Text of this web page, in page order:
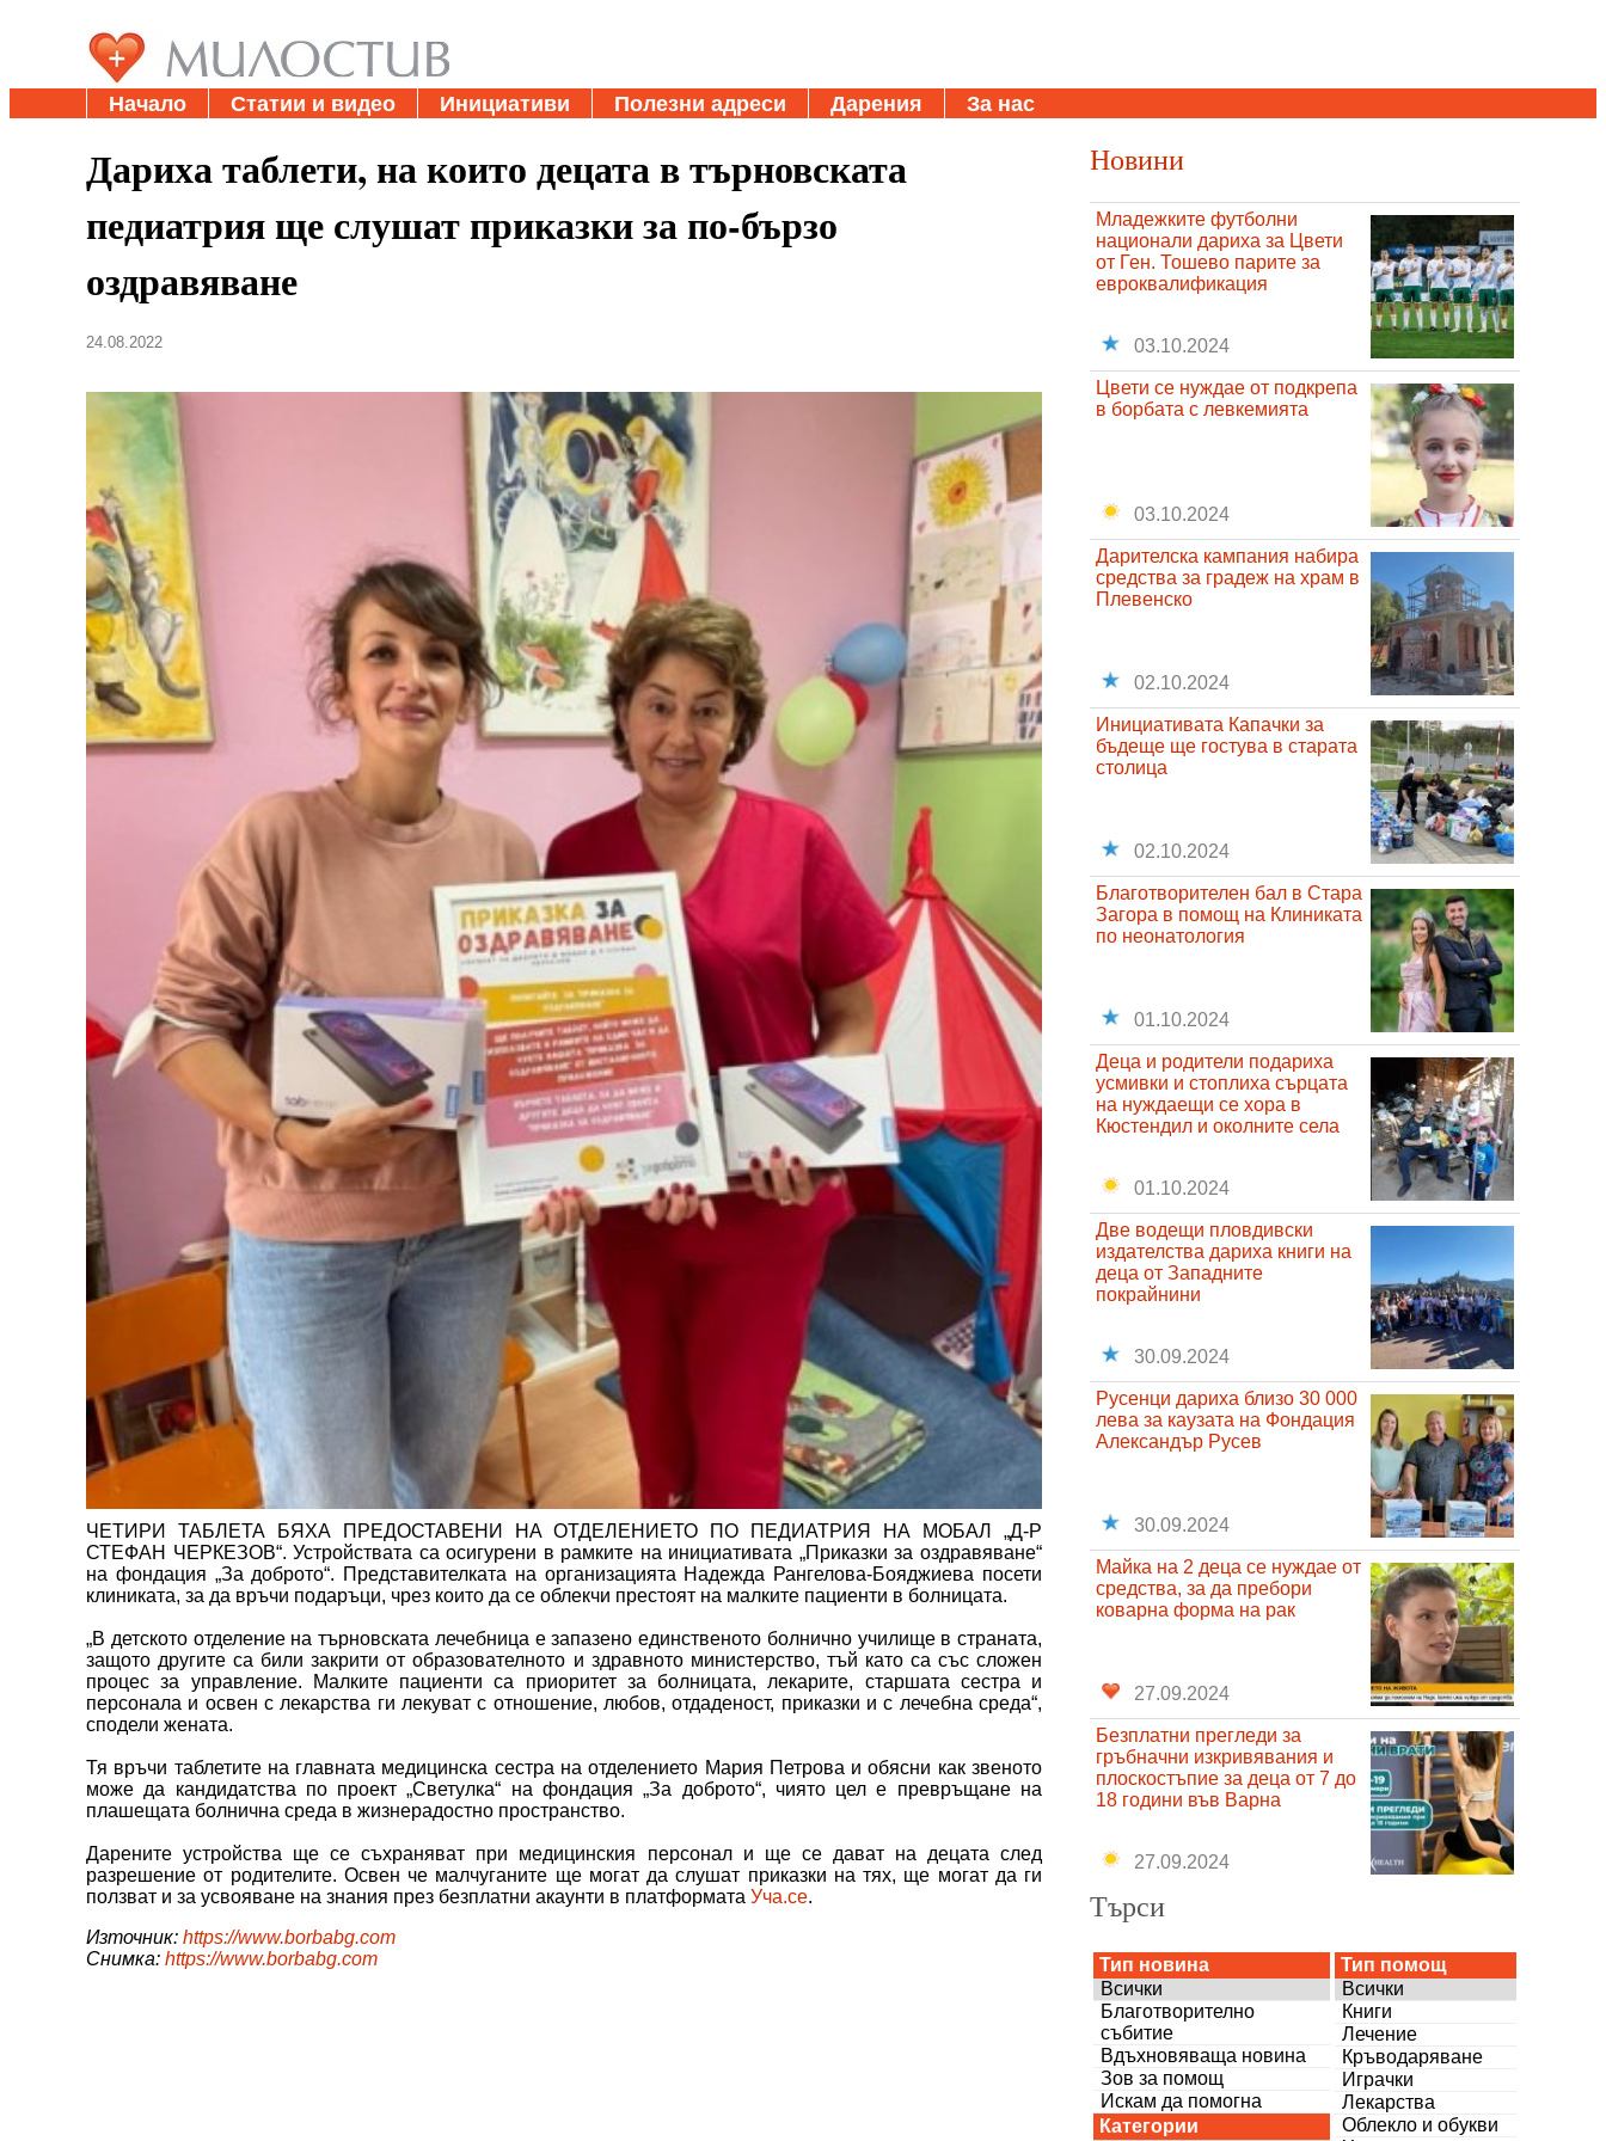
Начало Статии и видео Инициативи Полезни адреси Дарения За нас
Дариха таблети, на които децата в търновската
педиатрия ще слушат приказки за по-бързо
оздравяване
24.08.2022
ЧЕТИРИ ТАБЛЕТА БЯХА ПРЕДОСТАВЕНИ НА ОТДЕЛЕНИЕТО ПО ПЕДИАТРИЯ НА МОБАЛ „Д-Р
СТЕФАН ЧЕРКЕЗОВ“. Устройствата са осигурени в рамките на инициативата „Приказки за оздравяване“
на фондация „За доброто“. Представителката на организацията Надежда Рангелова-Бояджиева посети
клиниката, за да връчи подаръци, чрез които да се облекчи престоят на малките пациенти в болницата.
„В детското отделение на търновската лечебница е запазено единственото болнично училище в страната,
защото другите са били закрити от образователното и здравното министерство, тъй като са със сложен
процес за управление. Малките пациенти са приоритет за болницата, лекарите, старшата сестра и
персонала и освен с лекарства ги лекуват с отношение, любов, отдаденост, приказки и с лечебна среда“,
сподели жената.
Тя връчи таблетите на главната медицинска сестра на отделението Мария Петрова и обясни как звеното
може да кандидатства по проект „Светулка“ на фондация „За доброто“, чиято цел е превръщане на
плашещата болнична среда в жизнерадостно пространство.
Дарените устройства ще се съхраняват при медицинския персонал и ще се дават на децата след
разрешение от родителите. Освен че малчуганите ще могат да слушат приказки на тях, ще могат да ги
ползват и за усвояване на знания през безплатни акаунти в платформата Уча.се.
Източник: https://www.borbabg.com
Снимка: https://www.borbabg.com
Новини
Младежките футболни
национали дариха за Цвети
от Ген. Тошево парите за
евроквалификация
03.10.2024
Цвети се нуждае от подкрепа
в борбата с левкемията
03.10.2024
Дарителска кампания набира
средства за градеж на храм в
Плевенско
02.10.2024
Инициативата Капачки за
бъдеще ще гостува в старата
столица
02.10.2024
Благотворителен бал в Стара
Загора в помощ на Клиниката
по неонатология
01.10.2024
Деца и родители подариха
усмивки и стоплиха сърцата
на нуждаещи се хора в
Кюстендил и околните села
01.10.2024
Две водещи пловдивски
издателства дариха книги на
деца от Западните
покрайнини
30.09.2024
Русенци дариха близо 30 000
лева за каузата на Фондация
Александър Русев
30.09.2024
Майка на 2 деца се нуждае от
средства, за да пребори
коварна форма на рак
27.09.2024
Безплатни прегледи за
гръбначни изкривявания и
плоскостъпие за деца от 7 до
18 години във Варна
27.09.2024
Търси
Тип новина
Всички
Благотворително
събитие
Вдъхновяваща новина
Зов за помощ
Искам да помогна
Категории
Тип помощ
Всички
Книги
Лечение
Кръводаряване
Играчки
Лекарства
Облекло и обукви